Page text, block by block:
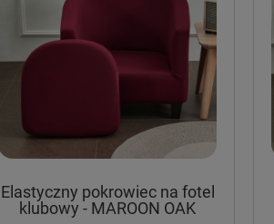
Elastyczny pokrowiec na fotel
klubowy - MAROON OAK